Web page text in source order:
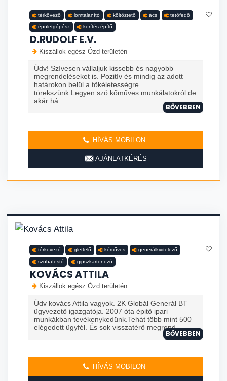
térkövező lomtalanító költöztető ács tetőfedő
épületgépész kerítés építő
D.RUDOLF E.V.
Kiszállok egész Ózd területén
Üdv! Szívesen vállaljuk kissebb és nagyobb
megrendeléseket is. Pozitív és mindig az adott
határokon belül a tökéletességre
törekszünk.Legyen szó kőműves munkálatokról de
akár há
BŐVEBBEN
HÍVÁS MOBILON
AJÁNLATKÉRÉS
térkövező glettelő kőműves generálkivitelező
szobafestő gipszkartonozó
KOVÁCS ATTILA
Kiszállok egész Ózd területén
Üdv kovács Attila vagyok. 2K Globál Generál BT
ügyvezető igazgatója. 2007 óta épitő ipari
munkákban tevékenykedünk.Tehát több mint 500
elégedett ügyfél. És sok visszatérő megrend...
BŐVEBBEN
HÍVÁS MOBILON